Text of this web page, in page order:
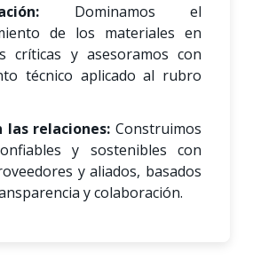
Dominamos el
de los materiales en
críticas y asesoramos con
técnico aplicado al rubro
las relaciones: Construimos
y sostenibles con
y aliados, basados
y colaboración.